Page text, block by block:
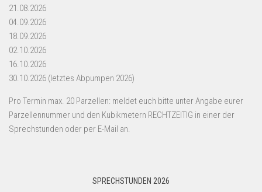
21.08.2026
04.09.2026
18.09.2026
02.10.2026
16.10.2026
30.10.2026 (letztes Abpumpen 2026)
Pro Termin max. 20 Parzellen: meldet euch bitte unter Angabe eurer
Parzellennummer und den Kubikmetern RECHTZEITIG in einer der
Sprechstunden oder per E-Mail an.
SPRECHSTUNDEN 2026